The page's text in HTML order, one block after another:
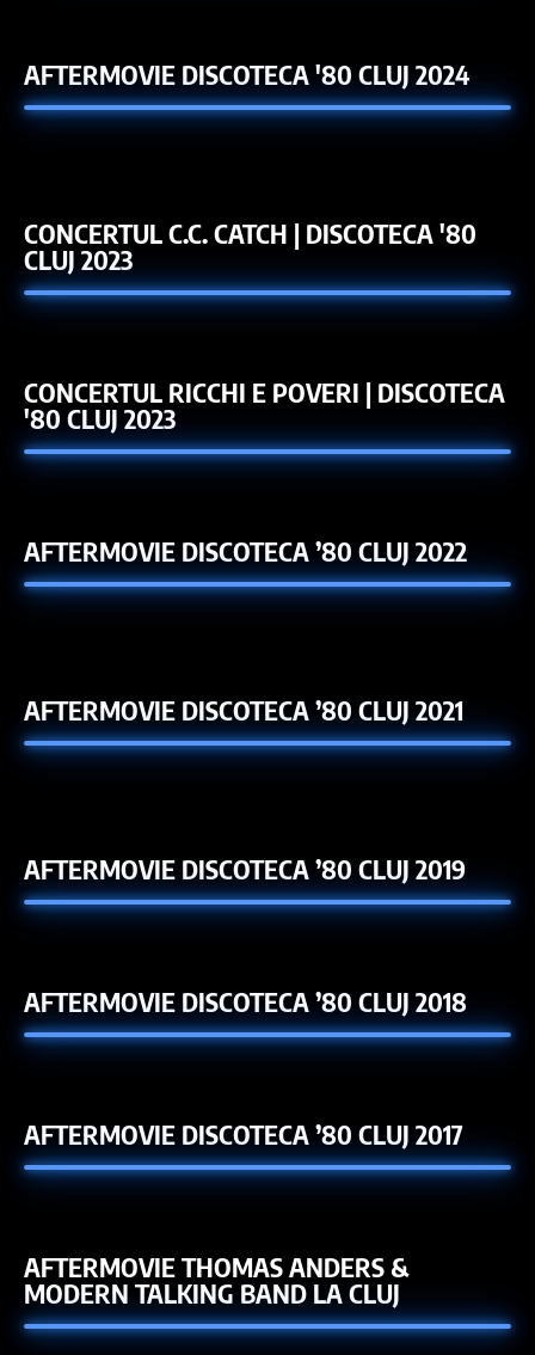
AFTERMOVIE DISCOTECA '80 CLUJ 2024
CONCERTUL C.C. CATCH | DISCOTECA '80
CLUJ 2023
CONCERTUL RICCHI E POVERI | DISCOTECA
'80 CLUJ 2023
AFTERMOVIE DISCOTECA ’80 CLUJ 2022
AFTERMOVIE DISCOTECA ’80 CLUJ 2021
AFTERMOVIE DISCOTECA ’80 CLUJ 2019
AFTERMOVIE DISCOTECA ’80 CLUJ 2018
AFTERMOVIE DISCOTECA ’80 CLUJ 2017
AFTERMOVIE THOMAS ANDERS &
MODERN TALKING BAND LA CLUJ